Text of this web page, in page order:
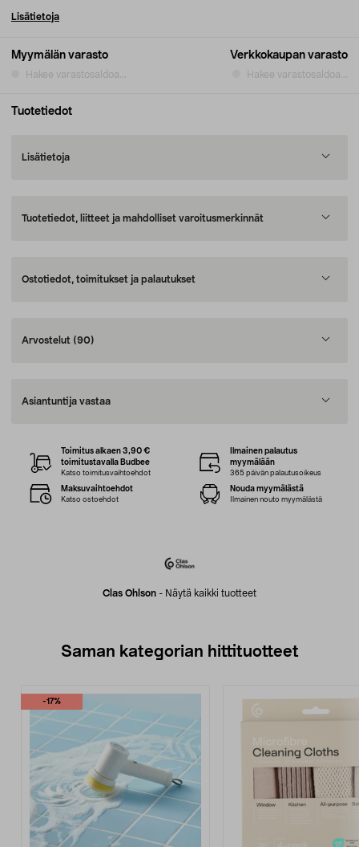
Myymälän varasto
Hakee varastosaldoa...
Verkkokaupan varasto
Hakee varastosaldoa...
Lisätietoja
Tuotetiedot
Lisätietoja
Tuotetiedot, liitteet ja mahdolliset varoitusmerkinnät
Ostotiedot, toimitukset ja palautukset
Arvostelut (90)
Asiantuntija vastaa
Clas Ohlson - Näytä kaikki tuotteet
Toimitus alkaen 3,90 €
toimitustavalla Budbee
Katso toimitusvaihtoehdot
Ilmainen palautus
myymälään
365 päivän palautusoikeus
Maksuvaihtoehdot
Katso ostoehdot
Nouda myymälästä
Ilmainen nouto myymälästä
Saman kategorian hittituotteet
-17%